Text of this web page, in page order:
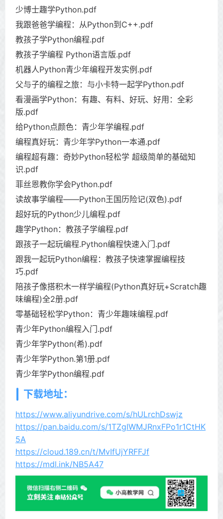
少博士趣学Python.pdf
我跟爸爸学编程：从Python到C++.pdf
教孩子学Python编程.pdf
教孩子学编程 Python语言版.pdf
机器人Python青少年编程开发实例.pdf
父与子的编程之旅：与小卡特一起学Python.pdf
看漫画学Python：有趣、有料、好玩、好用：全彩
版.pdf
给Python点颜色：青少年学编程.pdf
编程真好玩：青少年学Python一本通.pdf
编程超有趣：奇妙Python轻松学 超级简单的基础知
识.pdf
菲丝恩教你学会Python.pdf
读故事学编程——Python王国历险记(双色).pdf
超好玩的Python少儿编程.pdf
趣学Python：教孩子学编程.pdf
跟孩子一起玩编程.Python编程快速入门.pdf
跟我一起玩Python编程：教孩子快速掌握编程技
巧.pdf
陪孩子像搭积木一样学编程(Python真好玩+Scratch趣
味编程)全2册.pdf
零基础轻松学Python：青少年趣味编程.pdf
青少年Python编程入门.pdf
青少年学Python(希).pdf
青少年学Python.第1册.pdf
青少年学Python编程.pdf
下载地址：
https://www.aliyundrive.com/s/hULrchDswjz
https://pan.baidu.com/s/1TZgIWMJRnxFPo1r1CtHK
5A
https://cloud.189.cn/t/MvIfUjYRFFJf
https://mdl.ink/NB5A47